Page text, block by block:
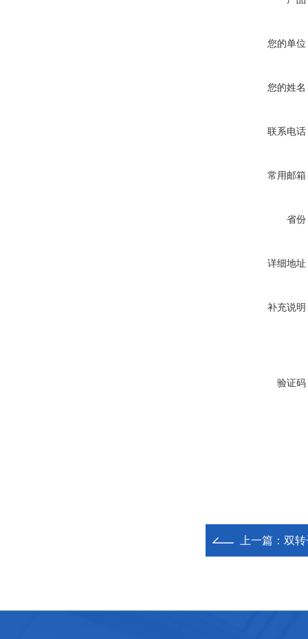
您的单位
您的姓名
联系电话
常用邮箱
省份
详细地址
补充说明
验证码
上一篇： 双